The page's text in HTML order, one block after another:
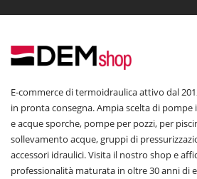
E-commerce di termoidraulica attivo dal
in pronta consegna. Ampia scelta di pompe
e acque sporche, pompe per pozzi, per
sollevamento acque, gruppi di
accessori idraulici. Visita il nostro shop e
professionalità maturata in oltre 30 anni di